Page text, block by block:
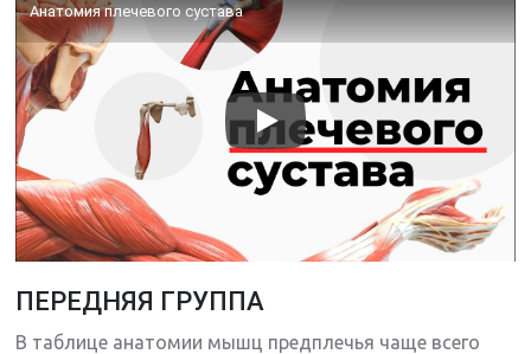
Анатомия плечевого сустава
ПЕРЕДНЯЯ ГРУППА
В таблице анатомии мышц предплечья чаще всего